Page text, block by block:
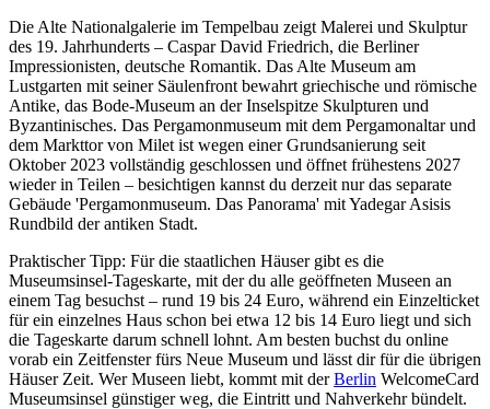
Die Alte Nationalgalerie im Tempelbau zeigt Malerei und Skulptur
des 19. Jahrhunderts – Caspar David Friedrich, die Berliner
Impressionisten, deutsche Romantik. Das Alte Museum am
Lustgarten mit seiner Säulenfront bewahrt griechische und römische
Antike, das Bode-Museum an der Inselspitze Skulpturen und
Byzantinisches. Das Pergamonmuseum mit dem Pergamonaltar und
dem Markttor von Milet ist wegen einer Grundsanierung seit
Oktober 2023 vollständig geschlossen und öffnet frühestens 2027
wieder in Teilen – besichtigen kannst du derzeit nur das separate
Gebäude 'Pergamonmuseum. Das Panorama' mit Yadegar Asisis
Rundbild der antiken Stadt.
Praktischer Tipp: Für die staatlichen Häuser gibt es die
Museumsinsel-Tageskarte, mit der du alle geöffneten Museen an
einem Tag besuchst – rund 19 bis 24 Euro, während ein Einzelticket
für ein einzelnes Haus schon bei etwa 12 bis 14 Euro liegt und sich
die Tageskarte darum schnell lohnt. Am besten buchst du online
vorab ein Zeitfenster fürs Neue Museum und lässt dir für die übrigen
Häuser Zeit. Wer Museen liebt, kommt mit derBerlin WelcomeCard
Museumsinsel günstiger weg, die Eintritt und Nahverkehr bündelt.